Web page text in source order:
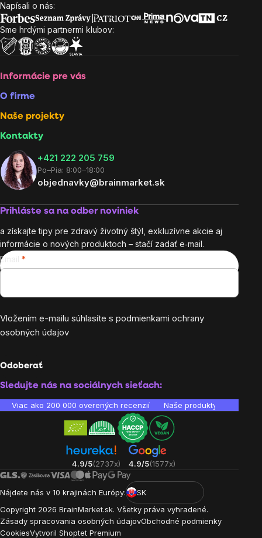
Zápätie
Napísali o nás:
Sme hrdými partnermi klubov:
Informácie pre vás
O firme
Naše projekty
Kontakty
+421 222 205 759
Po–Pia: 8:00–18:00
objednavky@brainmarket.sk
Prihláste sa na odber noviniek
a získajte tipy pre zdravý životný štýl, exkluzívne akcie aj
informácie o nových produktoch – stačí zadať e‑mail.
Email
Vložením e-mailu súhlasíte s podmienkami ochrany
osobných údajov
Odoberať
Sledujte nás na sociálnych sieťach:
Viac ako 200 000 overených recenzií Naše produkty sú
4.9/5(2737x) 4.9/5(1577x)
Nájdete nás v 10 krajinách Európy:
SK
Copyright 2026 BrainMarket.sk. Všetky práva vyhradené.
Zásady spracovania osobných údajovObchodné podmienky
CookiesVytvoril Shoptet Premium